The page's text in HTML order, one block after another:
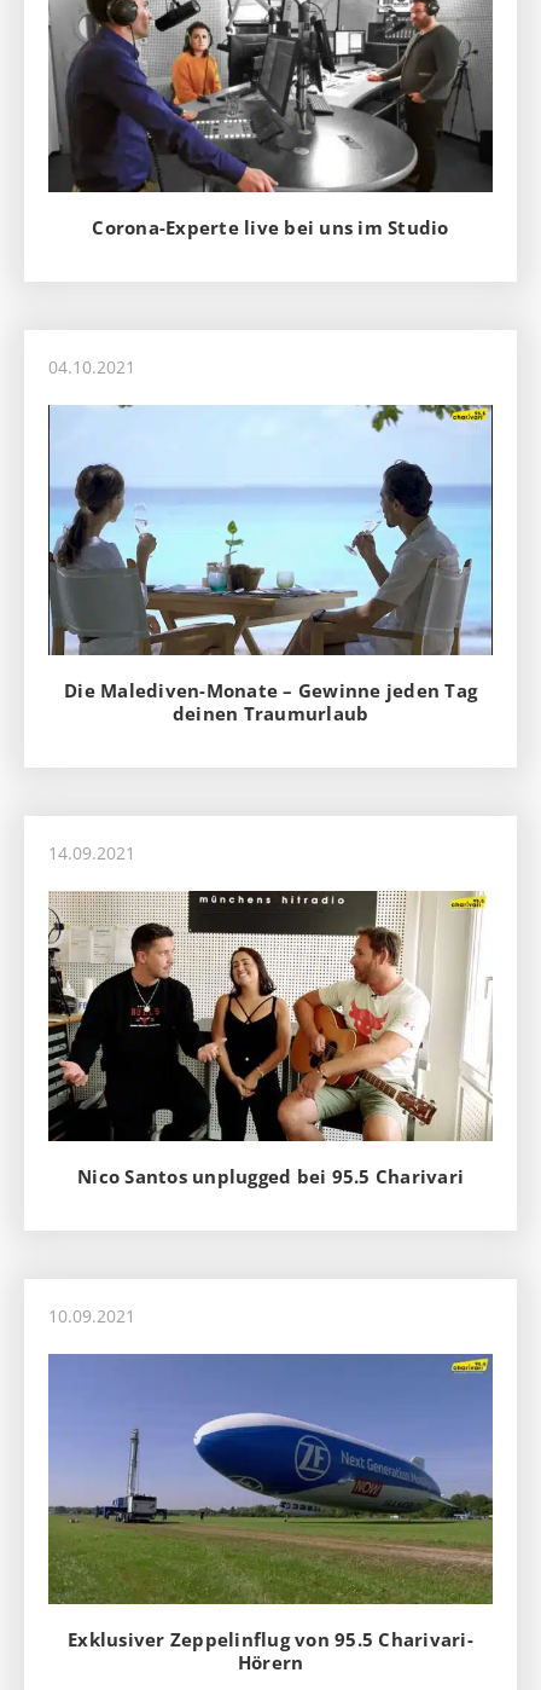
Corona-Experte live bei uns im Studio
04.10.2021
Die Malediven-Monate – Gewinne jeden Tag
deinen Traumurlaub
14.09.2021
Nico Santos unplugged bei 95.5 Charivari
10.09.2021
Exklusiver Zeppelinflug von 95.5 Charivari-
Hörern